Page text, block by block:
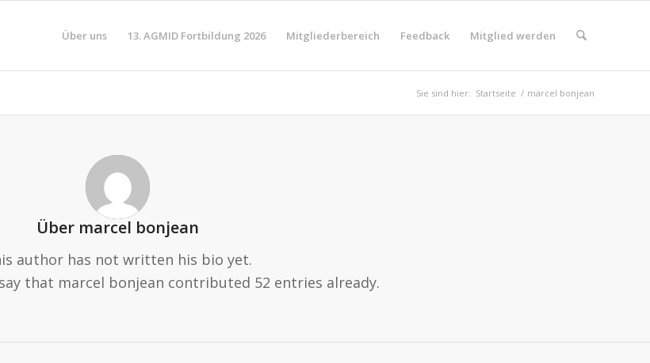
Über uns 13. AGMID Fortbildung 2026 Mitgliederbereich Feedback Mitglied werden
Sie sind hier: Startseite / marcel bonjean
Über marcel bonjean
author has not written his bio yet.
that marcel bonjean contributed 52 entries already.